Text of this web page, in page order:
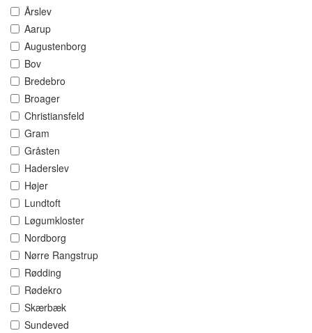
Årslev
Aarup
Augustenborg
Bov
Bredebro
Broager
Christiansfeld
Gram
Gråsten
Haderslev
Højer
Lundtoft
Løgumkloster
Nordborg
Nørre Rangstrup
Rødding
Rødekro
Skærbæk
Sundeved